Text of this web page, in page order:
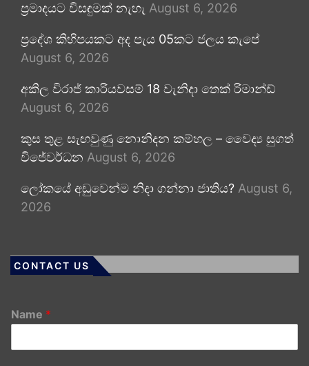
ප්‍රමාදයට විසඳුමක් නැහැ August 6, 2026
ප්‍රදේශ කිහිපයකට අද පැය 05කට ජලය කැපේ
August 6, 2026
අකිල විරාජ් කාරියවසම් 18 වැනිදා තෙක් රිමාන්ඩ්
August 6, 2026
කුස තුළ සැඟවුණු නොනිදන කම්හල – වෛද්‍ය සුගත්
විජේවර්ධන August 6, 2026
ලෝකයේ අඩුවෙන්ම නිදා ගන්නා ජාතිය? August 6,
2026
CONTACT US
Name *